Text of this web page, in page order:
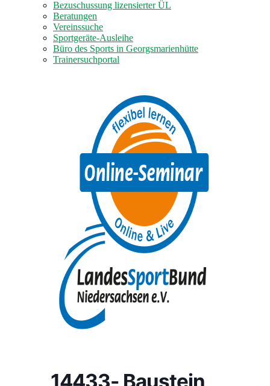
Bezuschussung lizensierter ÜL
Beratungen
Vereinssuche
Sportgeräte-Ausleihe
Büro des Sports in Georgsmarienhütte
Trainersuchportal
14433- Baustein